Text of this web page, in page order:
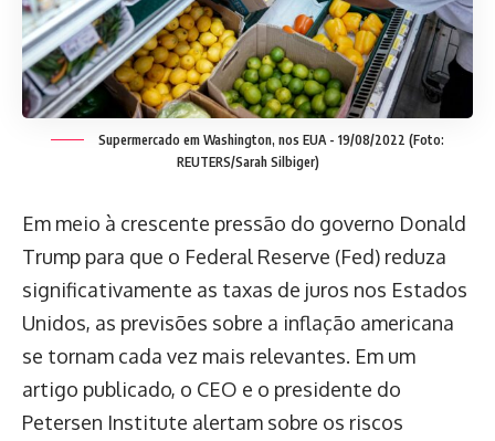
Supermercado em Washington, nos EUA - 19/08/2022 (Foto:
REUTERS/Sarah Silbiger)
Em meio à crescente pressão do governo Donald
Trump para que o Federal Reserve (Fed) reduza
significativamente as taxas de juros nos Estados
Unidos, as previsões sobre a inflação americana
se tornam cada vez mais relevantes. Em um
artigo publicado, o CEO e o presidente do
Petersen Institute alertam sobre os riscos